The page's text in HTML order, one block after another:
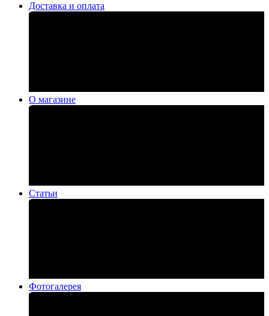
Доставка и оплата
О магазине
Статьи
Фотогалерея